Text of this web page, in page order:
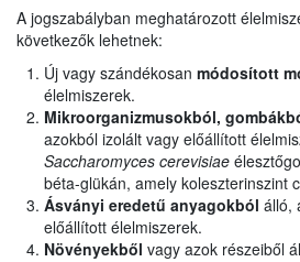
A jogszabályban meghatározott
következők lehetnek:
Új vagy szándékosan módosított
élelmiszerek.
Mikroorganizmusokból,
azokból izolált vagy előállított
Saccharomyces cerevisiae
béta-glükán, amely koleszterinszint
Ásványi eredetű anyagokból álló,
előállított élelmiszerek.
Növényekből vagy azok részeiből